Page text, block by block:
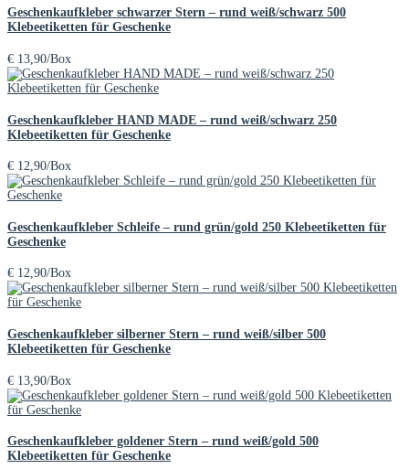
Geschenkaufkleber schwarzer Stern – rund weiß/schwarz 500
Klebeetiketten für Geschenke
€ 13,90/Box
Geschenkaufkleber HAND MADE – rund weiß/schwarz 250
Klebeetiketten für Geschenke
€ 12,90/Box
Geschenkaufkleber Schleife – rund grün/gold 250 Klebeetiketten für
Geschenke
€ 12,90/Box
Geschenkaufkleber silberner Stern – rund weiß/silber 500
Klebeetiketten für Geschenke
€ 13,90/Box
Geschenkaufkleber goldener Stern – rund weiß/gold 500
Klebeetiketten für Geschenke